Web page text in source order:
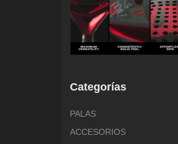
Categorías
PALAS
ACCESORIOS